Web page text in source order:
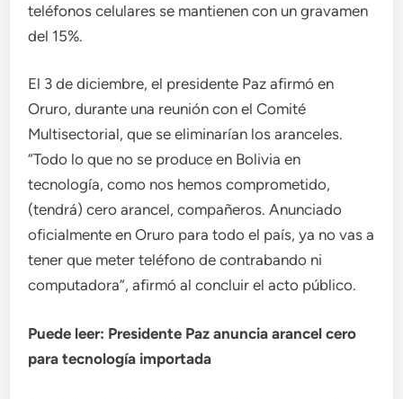
teléfonos celulares se mantienen con un gravamen
del 15%.
El 3 de diciembre, el presidente Paz afirmó en
Oruro, durante una reunión con el Comité
Multisectorial, que se eliminarían los aranceles.
“Todo lo que no se produce en Bolivia en
tecnología, como nos hemos comprometido,
(tendrá) cero arancel, compañeros. Anunciado
oficialmente en Oruro para todo el país, ya no vas a
tener que meter teléfono de contrabando ni
computadora”, afirmó al concluir el acto público.
Puede leer: Presidente Paz anuncia arancel cero
para tecnología importada